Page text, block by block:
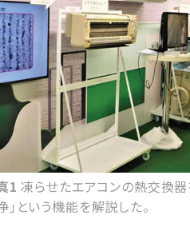
1 凍らせたエアコンの熱交換
」という機能を解説した。